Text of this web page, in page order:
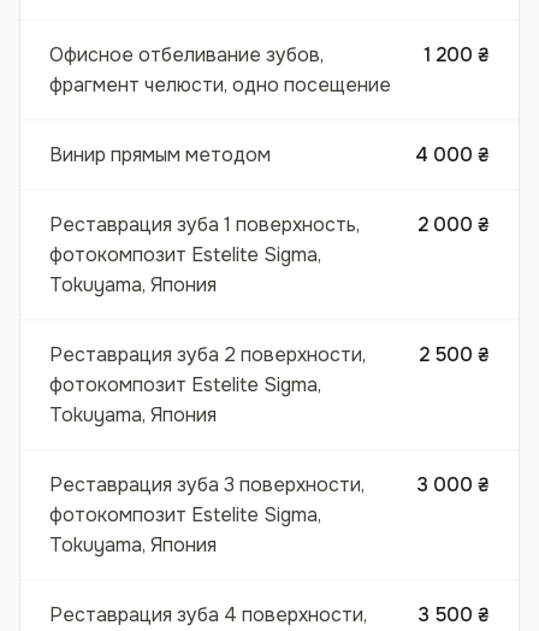
Офисное отбеливание зубов,
фрагмент челюсти, одно посещение
1 200 ₴
Винир прямым методом 4 000 ₴
Реставрация зуба 1 поверхность,
фотокомпозит Estelite Sigma,
Tokuyama, Япония
2 000 ₴
Реставрация зуба 2 поверхности,
фотокомпозит Estelite Sigma,
Tokuyama, Япония
2 500 ₴
Реставрация зуба 3 поверхности,
фотокомпозит Estelite Sigma,
Tokuyama, Япония
3 000 ₴
Реставрация зуба 4 поверхности,
3 500 ₴